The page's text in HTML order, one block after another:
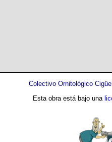
Colectivo Ornitológico
Esta obra está bajo una